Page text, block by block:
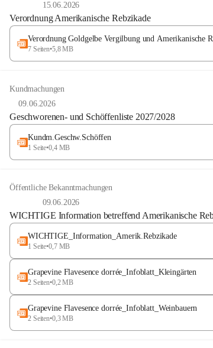
15.06.2026
Verordnung Amerikanische Rebzikade
Verordnung Goldgelbe Vergilbung und Amerikanische
7 Seiten•5,8 MB
Kundmachungen
09.06.2026
Geschworenen- und Schöffenliste 2027/2028
Kundm.Geschw.Schöffen
1 Seite•0,4 MB
Öffentliche Bekanntmachungen
09.06.2026
WICHTIGE Information betreffend Amerikanische
WICHTIGE_Information_Amerik.Rebzikade
1 Seite•0,7 MB
Grapevine Flavesence dorrée_Infoblatt_Kleingärten
2 Seiten•0,2 MB
Grapevine Flavesence dorrée_Infoblatt_Weinbauern
2 Seiten•0,3 MB